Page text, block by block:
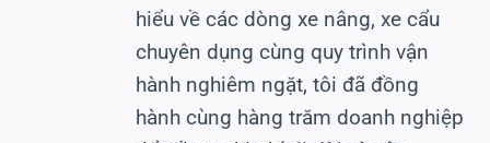
hiểu về các dòng xe nâng, xe cẩu
chuyên dụng cùng quy trình vận
hành nghiêm ngặt, tôi đã đồng
hành cùng hàng trăm doanh nghiệp